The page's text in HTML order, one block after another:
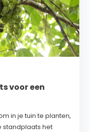
voor een
in je tuin te planten,
standplaats het